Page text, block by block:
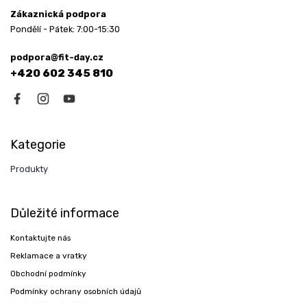
Zákaznická podpora
Pondělí - Pátek: 7:00-15:30
podpora@fit-day.cz
+420 602 345 810
Kategorie
Produkty
Důležité informace
Kontaktujte nás
Reklamace a vratky
Obchodní podmínky
Podmínky ochrany osobních údajů